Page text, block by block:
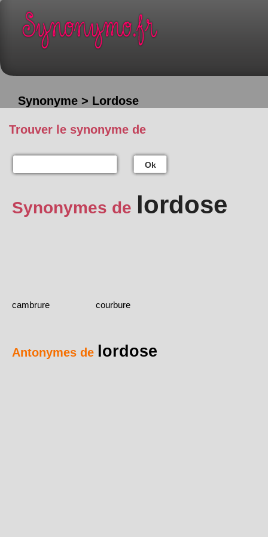
Synonyme > Lordose
Trouver le synonyme de
Ok
Synonymes de lordose
cambrure courbure
Antonymes de lordose